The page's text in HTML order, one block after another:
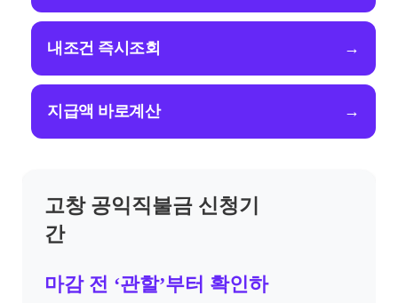
내조건 즉시조회 →
지급액 바로계산 →
고창 공익직불금 신청기
간
마감 전 ‘관할’부터 확인하